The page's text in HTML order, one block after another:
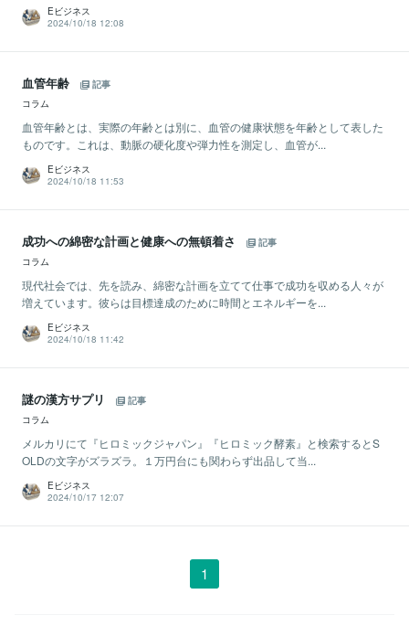
Eビジネス
2024/10/18 12:08
血管年齢
記事
コラム
血管年齢とは、実際の年齢とは別に、血管の健康状態を年齢として表した
ものです。これは、動脈の硬化度や弾力性を測定し、血管が...
Eビジネス
2024/10/18 11:53
成功への綿密な計画と健康への無頓着さ
記事
コラム
現代社会では、先を読み、綿密な計画を立てて仕事で成功を収める人々が
増えています。彼らは目標達成のために時間とエネルギーを...
Eビジネス
2024/10/18 11:42
謎の漢方サプリ
記事
コラム
メルカリにて『ヒロミックジャパン』『ヒロミック酵素』と検索するとS
OLDの文字がズラズラ。１万円台にも関わらず出品して当...
Eビジネス
2024/10/17 12:07
1